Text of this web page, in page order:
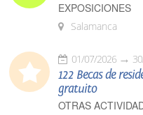
EXPOSICIONES
Salamanca
01/07/2026
122 Becas de
gratuito
OTRAS